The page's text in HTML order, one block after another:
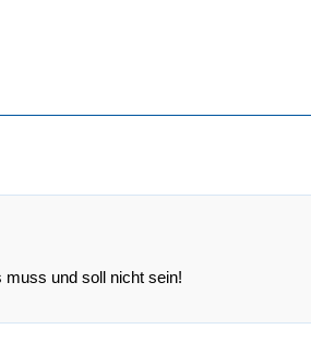
muss und soll nicht sein!